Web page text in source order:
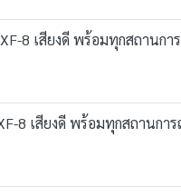
8 เสียงดี พร้อมทุกสถานกา
8 เสียงดี พร้อมทุกสถานกา